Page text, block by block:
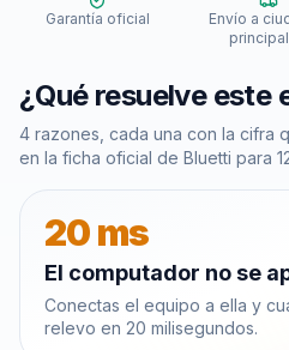
Garantía oficial
Envío a
¿Qué resuelve este
4 razones, cada una con la cifra
en la ficha oficial de Bluetti para
20 ms
El computador no se
Conectas el equipo a ella y
relevo en 20 milisegundos.